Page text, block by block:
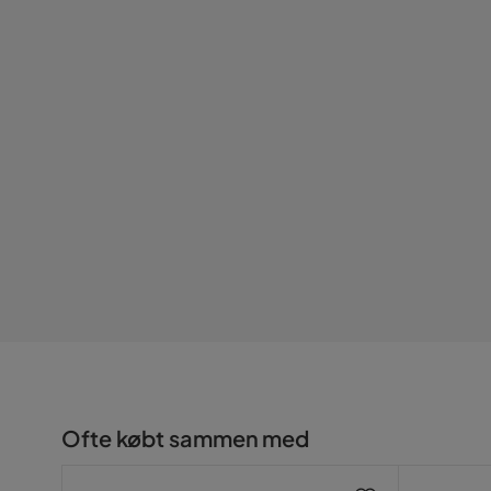
Ofte købt sammen med